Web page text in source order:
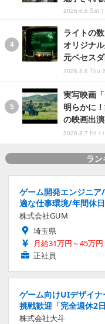
2026.6.6 Sat
ライトの
オリジナ
元ベセス
2026.8.6 Thu
実写映画
明らかに
の映画出
2026.8.7 Fri
ラ
ゲーム開発エンジニ
適な仕事環境/年間休
株式会社GUM
埼玉県
月給31万円～45万円
正社員
ゲーム向けUIデザイ
挑戦歓迎「完全週休2
株式会社大斗